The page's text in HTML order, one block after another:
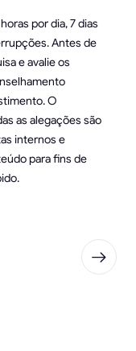
por dia, 7 dias
Antes de
e avalie os
O
as alegações são
internos e
para fins de